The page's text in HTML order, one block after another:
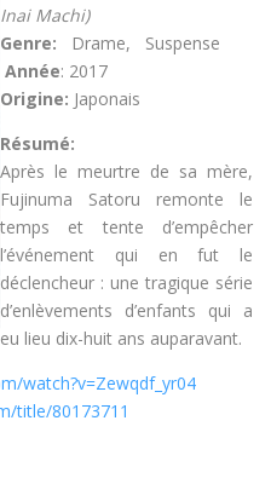
Inai Machi)
Genre: Drame, Suspense
Année: 2017
Origine: Japonais
Résumé:
Après le meurtre de sa mère,
Fujinuma Satoru remonte le
temps et tente d’empêcher
l’événement qui en fut le
déclencheur : une tragique série
d’enlèvements d’enfants qui a
eu lieu dix-huit ans auparavant.
watch?v=Zewqdf_yr04
title/80173711